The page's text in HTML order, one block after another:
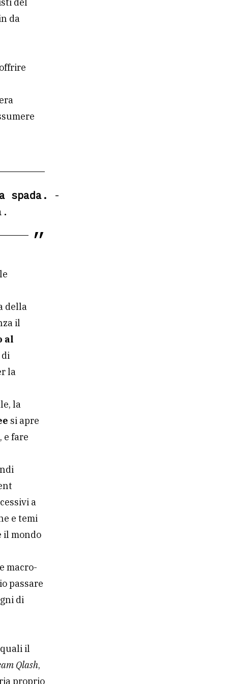
da
spada.
-
della
il
al
la
la
si apre
e fare
a
e temi
il mondo
macro-
passare
di
il
Qlash,
proprio